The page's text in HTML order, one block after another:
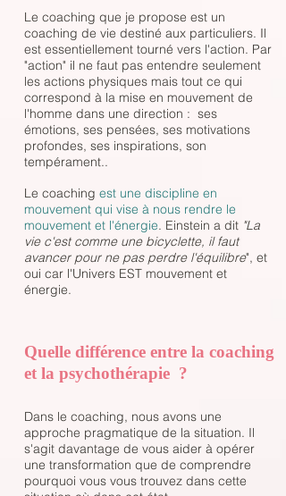
Le coaching que je propose est un
coaching de vie destiné aux particuliers. Il
est essentiellement tourné vers l'action. Par
"action" il ne faut pas entendre seulement
les actions physiques mais tout ce qui
correspond à la mise en mouvement de
l'homme dans une direction : ses
émotions, ses pensées, ses motivations
profondes, ses inspirations, son
tempérament..
Le coaching est une discipline en
mouvement qui vise à nous rendre le
mouvement et l'énergie. Einstein a dit "La
vie c'est comme une bicyclette, il faut
avancer pour ne pas perdre l'équilibre", et
oui car l'Univers EST mouvement et
énergie.
Quelle différence entre la coaching
et la psychothérapie ?
Dans le coaching, nous avons une
approche pragmatique de la situation. Il
s'agit davantage de vous aider à opérer
une transformation que de comprendre
pourquoi vous vous trouvez dans cette